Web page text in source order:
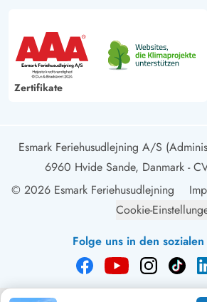
Zertifikate
Esmark Feriehusudlejning A/S
6960 Hvide Sande, Danmark -
© 2026 Esmark Feriehusudlejning
Cookie-
Folge uns in den